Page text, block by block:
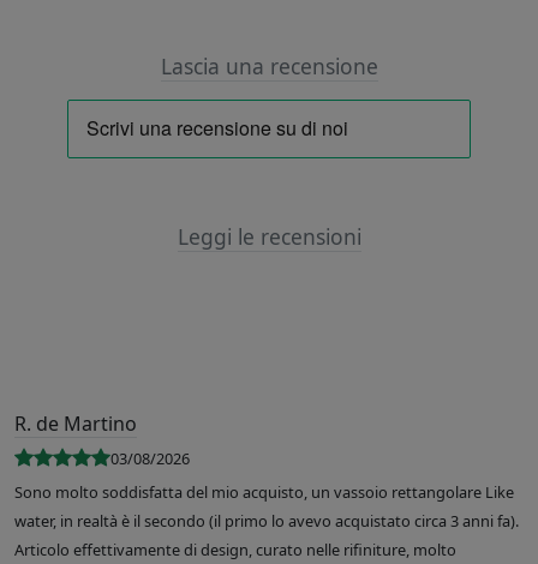
Lascia una recensione
Leggi le recensioni
R. de Martino
03/08/2026
Sono molto soddisfatta del mio acquisto, un vassoio rettangolare Like
water, in realtà è il secondo (il primo lo avevo acquistato circa 3 anni fa).
Articolo effettivamente di design, curato nelle rifiniture, molto